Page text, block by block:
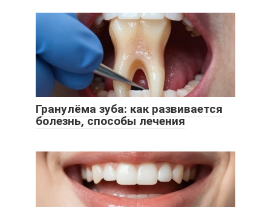
Гранулёма зуба: как развивается
болезнь, способы лечения